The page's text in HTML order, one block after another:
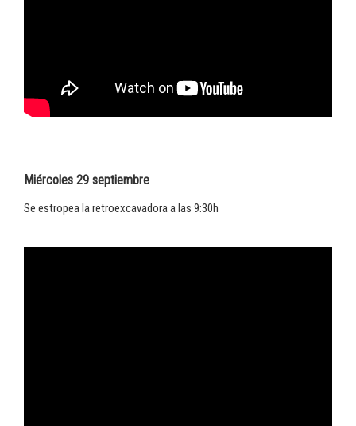
Miércoles 29 septiembre
Se estropea la retroexcavadora a las 9:30h